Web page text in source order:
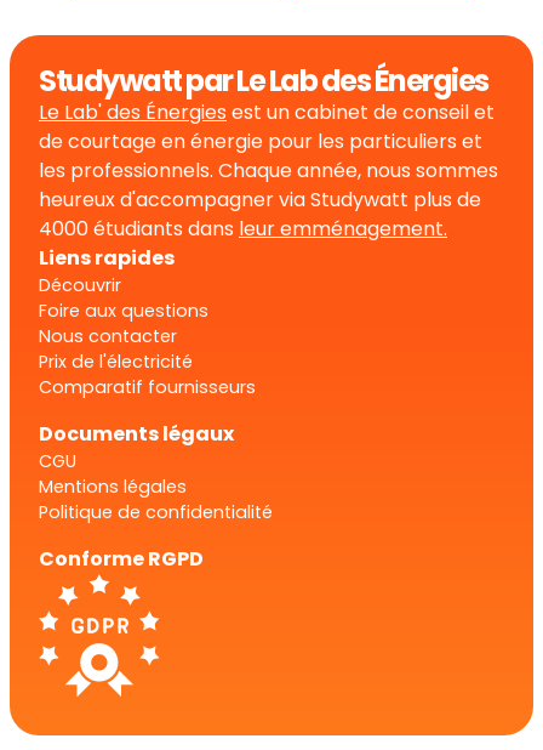
Studywatt par Le Lab des Énergies
Le Lab' des Énergies est un cabinet de conseil et
de courtage en énergie pour les particuliers et
les professionnels. Chaque année, nous sommes
heureux d'accompagner via Studywatt plus de
4000 étudiants dans leur emménagement.
Liens rapides
Découvrir
Foire aux questions
Nous contacter
Prix de l'électricité
Comparatif fournisseurs
Documents légaux
CGU
Mentions légales
Politique de confidentialité
Conforme RGPD